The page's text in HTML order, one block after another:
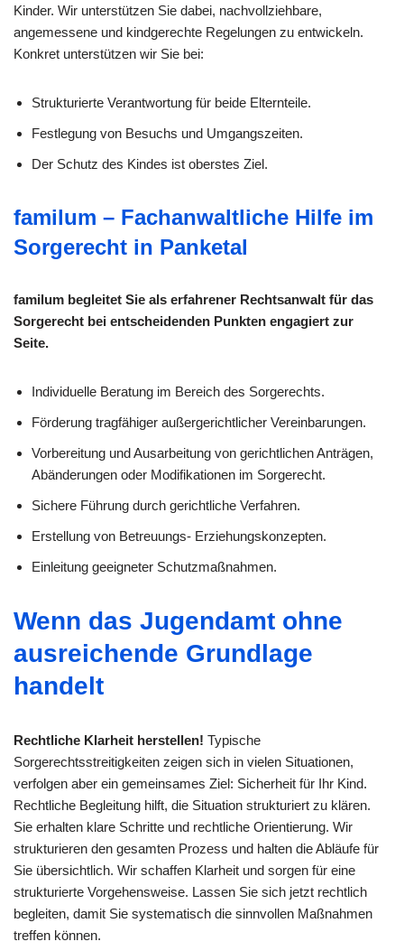
Kinder. Wir unterstützen Sie dabei, nachvollziehbare,
angemessene und kindgerechte Regelungen zu entwickeln.
Konkret unterstützen wir Sie bei:
Strukturierte Verantwortung für beide Elternteile.
Festlegung von Besuchs und Umgangszeiten.
Der Schutz des Kindes ist oberstes Ziel.
familum – Fachanwaltliche Hilfe im
Sorgerecht in Panketal
familum begleitet Sie als erfahrener Rechtsanwalt für das
Sorgerecht bei entscheidenden Punkten engagiert zur
Seite.
Individuelle Beratung im Bereich des Sorgerechts.
Förderung tragfähiger außergerichtlicher Vereinbarungen.
Vorbereitung und Ausarbeitung von gerichtlichen Anträgen,
Abänderungen oder Modifikationen im Sorgerecht.
Sichere Führung durch gerichtliche Verfahren.
Erstellung von Betreuungs- Erziehungskonzepten.
Einleitung geeigneter Schutzmaßnahmen.
Wenn das Jugendamt ohne
ausreichende Grundlage
handelt
Rechtliche Klarheit herstellen! Typische
Sorgerechtsstreitigkeiten zeigen sich in vielen Situationen,
verfolgen aber ein gemeinsames Ziel: Sicherheit für Ihr Kind.
Rechtliche Begleitung hilft, die Situation strukturiert zu klären.
Sie erhalten klare Schritte und rechtliche Orientierung. Wir
strukturieren den gesamten Prozess und halten die Abläufe für
Sie übersichtlich. Wir schaffen Klarheit und sorgen für eine
strukturierte Vorgehensweise. Lassen Sie sich jetzt rechtlich
begleiten, damit Sie systematisch die sinnvollen Maßnahmen
treffen können.